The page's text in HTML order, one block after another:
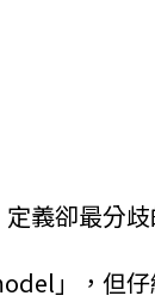
義卻最分歧
」，但